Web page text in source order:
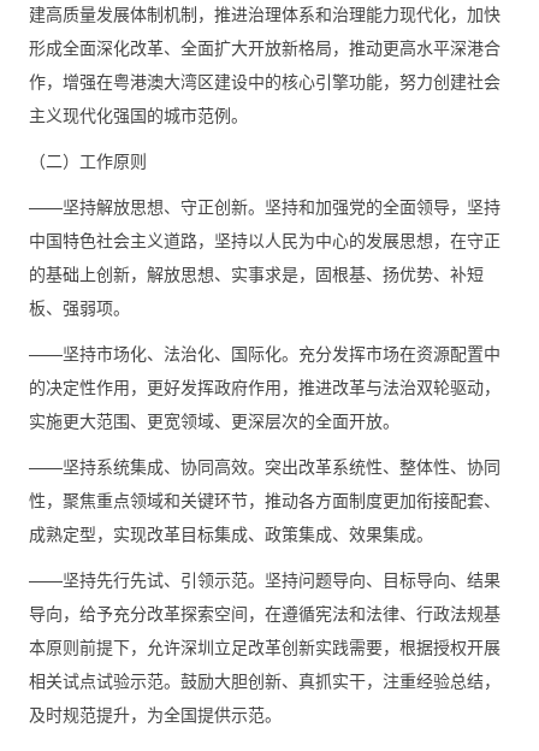
建高质量发展体制机制，推进治理体系和治理能力现代化，加快
形成全面深化改革、全面扩大开放新格局，推动更高水平深港合
作，增强在粤港澳大湾区建设中的核心引擎功能，努力创建社会
主义现代化强国的城市范例。
（二）工作原则
——坚持解放思想、守正创新。坚持和加强党的全面领导，坚持
中国特色社会主义道路，坚持以人民为中心的发展思想，在守正
的基础上创新，解放思想、实事求是，固根基、扬优势、补短
板、强弱项。
——坚持市场化、法治化、国际化。充分发挥市场在资源配置中
的决定性作用，更好发挥政府作用，推进改革与法治双轮驱动，
实施更大范围、更宽领域、更深层次的全面开放。
——坚持系统集成、协同高效。突出改革系统性、整体性、协同
性，聚焦重点领域和关键环节，推动各方面制度更加衔接配套、
成熟定型，实现改革目标集成、政策集成、效果集成。
——坚持先行先试、引领示范。坚持问题导向、目标导向、结果
导向，给予充分改革探索空间，在遵循宪法和法律、行政法规基
本原则前提下，允许深圳立足改革创新实践需要，根据授权开展
相关试点试验示范。鼓励大胆创新、真抓实干，注重经验总结，
及时规范提升，为全国提供示范。